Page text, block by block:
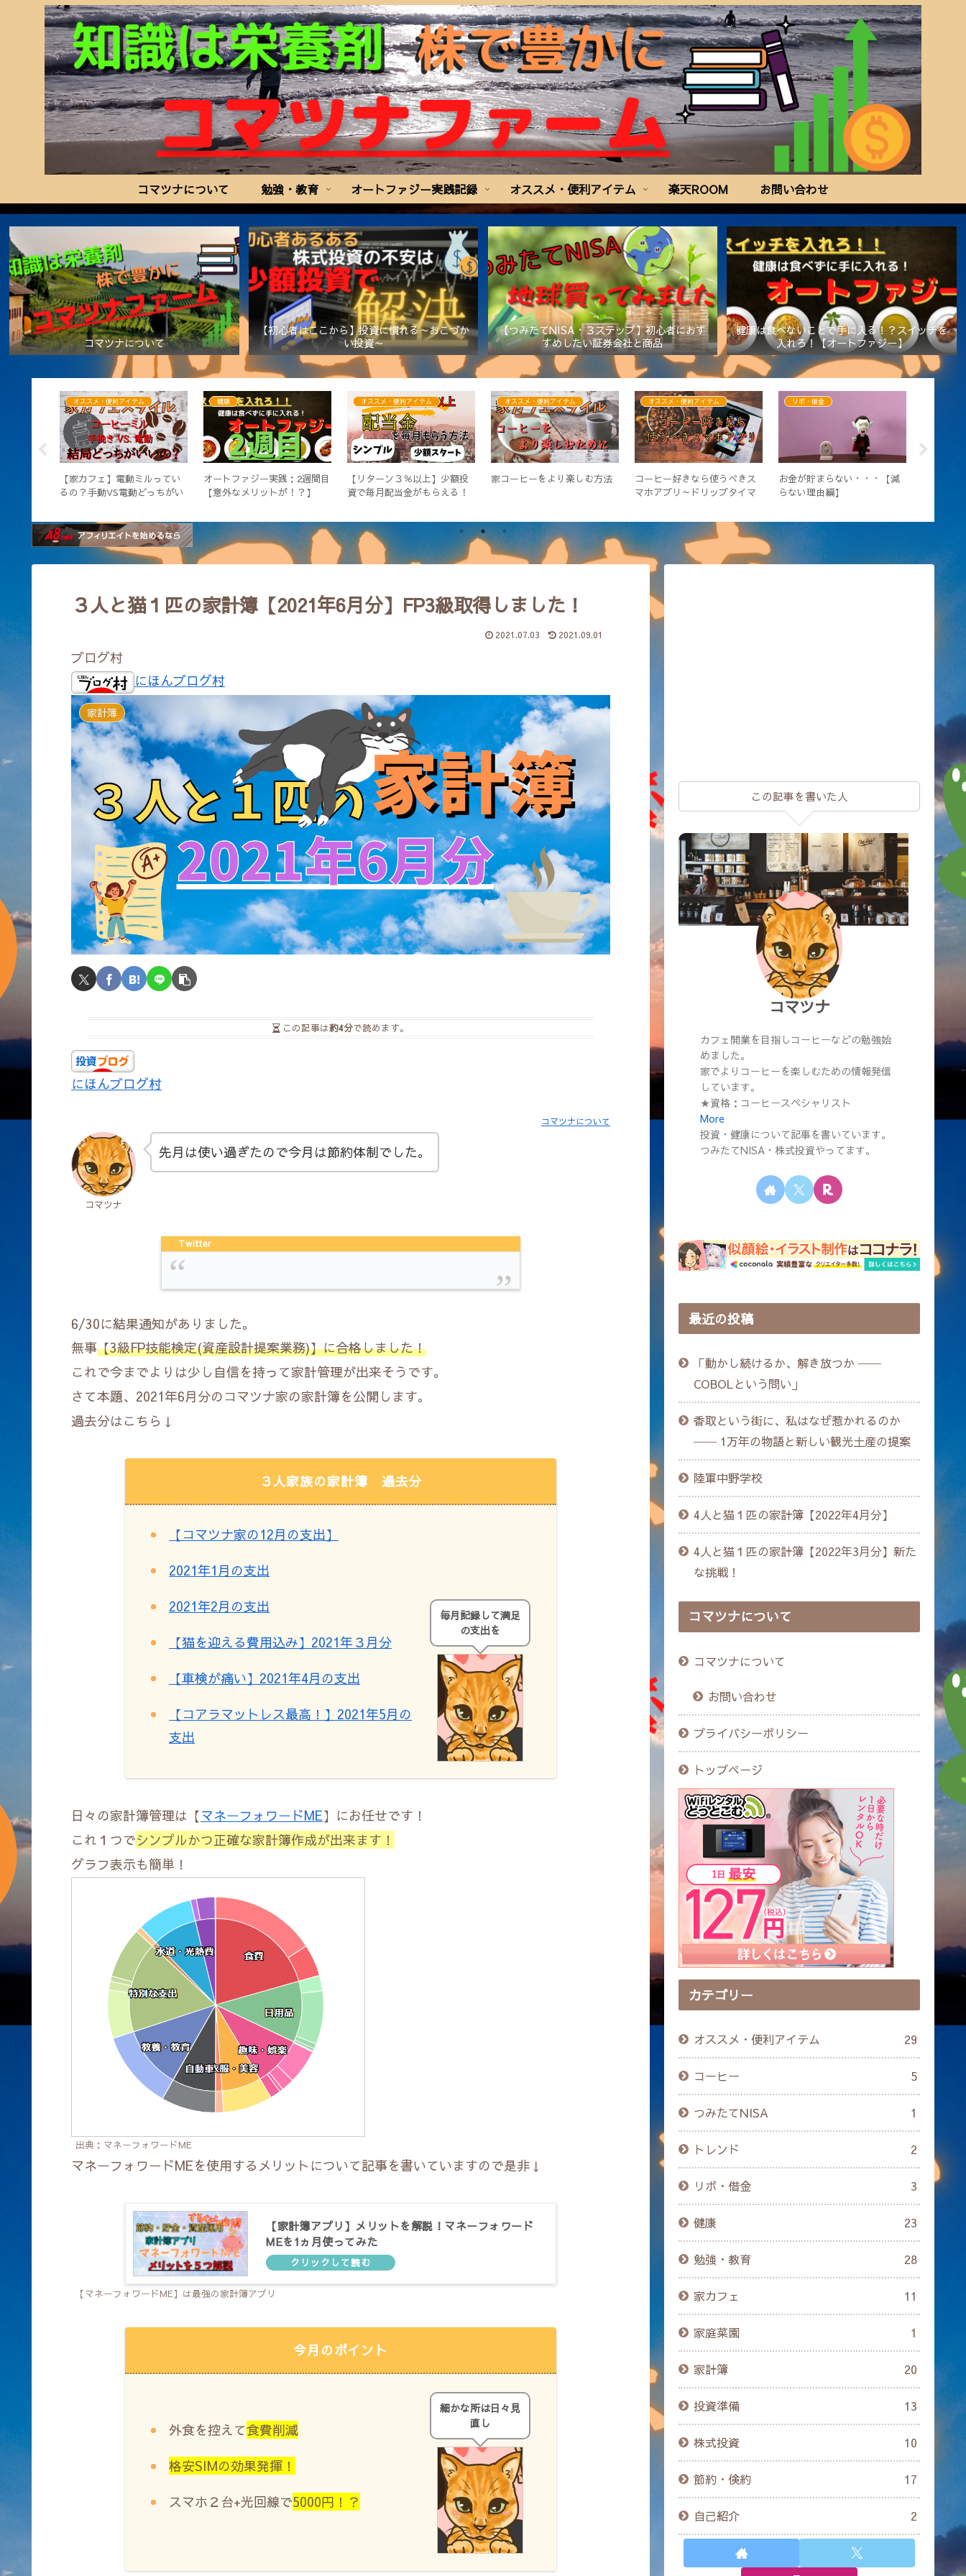
コマツナについて 勉強・教育 オートファジー実践記録 オススメ・便利アイテム 楽天ROOM お問い合わせ
コマツナについて
【初心者はここから】投資に慣れる～おこづか
い投資～
【つみたてNISA・３ステップ】初心者におす
すめしたい証券会社と商品
健康は食べないことで手に入る！？スイッチを
入れろ！【オートファジー】
オススメ・便利アイテム
【家カフェ】電動ミルってい
るの？手動VS電動どっちがい
健康
オートファジー実践：2週間目
【意外なメリットが！？】
オススメ・便利アイテム
【リターン３％以上】少額投
資で毎月配当金がもらえる！
オススメ・便利アイテム
家コーヒーをより楽しむ方法
オススメ・便利アイテム
コーヒー好きなら使うべきス
マホアプリ～ドリップタイマ
リボ・借金
お金が貯まらない・・・【減
らない理由編】
３人と猫１匹の家計簿【2021年6月分】FP3級取得しました！
2021.07.03 2021.09.01
ブログ村
にほんブログ村
家計簿
この記事は約4分で読めます。
にほんブログ村
コマツナについて
コマツナ
先月は使い過ぎたので今月は節約体制でした。
Twitter
6/30に結果通知がありました。
無事【3級FP技能検定(資産設計提案業務)】に合格しました！
これで今までよりは少し自信を持って家計管理が出来そうです。
さて本題、2021年6月分のコマツナ家の家計簿を公開します。
過去分はこちら↓
３人家族の家計簿 過去分
【コマツナ家の12月の支出】
2021年1月の支出
2021年2月の支出
【猫を迎える費用込み】2021年３月分
【車検が痛い】2021年4月の支出
【コアラマットレス最高！】2021年5月の
支出
毎月記録して満足
の支出を
日々の家計簿管理は【マネーフォワードME】にお任せです！
これ１つでシンプルかつ正確な家計簿作成が出来ます！
グラフ表示も簡単！
出典：マネーフォワードME
マネーフォワードMEを使用するメリットについて記事を書いていますので是非↓
【家計簿アプリ】メリットを解説！マネーフォワード
MEを1ヵ月使ってみた
【マネーフォワードME】は最強の家計簿アプリ
今月のポイント
外食を控えて食費削減
格安SIMの効果発揮！
スマホ２台+光回線で5000円！？
細かな所は日々見
直し
この記事を書いた人
コマツナ
カフェ開業を目指しコーヒーなどの勉強始
めました。
家でよりコーヒーを楽しむための情報発信
しています。
★資格：コーヒースペシャリスト
More
投資・健康について記事を書いています。
つみたてNISA・株式投資やってます。
最近の投稿
「動かし続けるか、解き放つか ──
COBOLという問い」
香取という街に、私はなぜ惹かれるのか
── 1万年の物語と新しい観光土産の提案
陸軍中野学校
4人と猫１匹の家計簿【2022年4月分】
4人と猫１匹の家計簿【2022年3月分】新た
な挑戦！
コマツナについて
コマツナについて
お問い合わせ
プライバシーポリシー
トップページ
カテゴリー
オススメ・便利アイテム 29
コーヒー 5
つみたてNISA 1
トレンド 2
リボ・借金 3
健康 23
勉強・教育 28
家カフェ 11
家庭菜園 1
家計簿 20
投資準備 13
株式投資 10
節約・倹約 17
自己紹介 2